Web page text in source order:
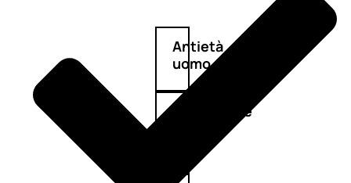
Antietà
uomo
Detergente